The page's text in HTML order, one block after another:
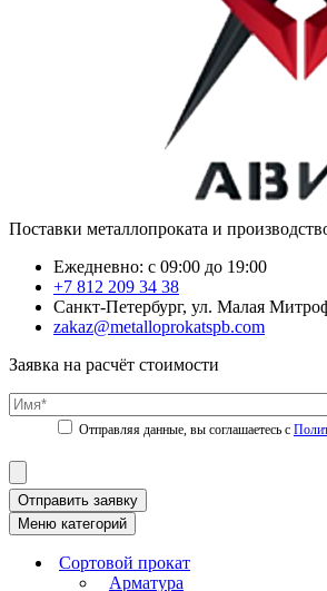
Поставки металлопроката и
Ежедневно: с 09:00 до 19:00
+7 812 209 34 38
Санкт-Петербург, ул. Малая
zakaz@metalloprokatspb.com
Заявка на расчёт стоимости
Отправить заявку
Меню категорий
Сортовой прокат
Арматура